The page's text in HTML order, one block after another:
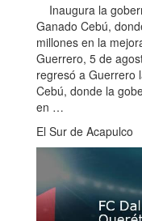
Inaugura la
Ganado Cebú,
millones en la
Guerrero, 5 de
regresó a Guerrero
Cebú, donde la
en …
El Sur de Acapulco